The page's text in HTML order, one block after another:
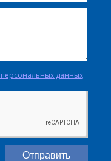
данных